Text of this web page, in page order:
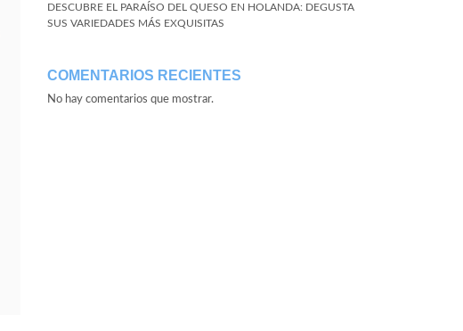
DESCUBRE EL PARAÍSO DEL QUESO EN HOLANDA: DEGUSTA
SUS VARIEDADES MÁS EXQUISITAS
COMENTARIOS RECIENTES
No hay comentarios que mostrar.